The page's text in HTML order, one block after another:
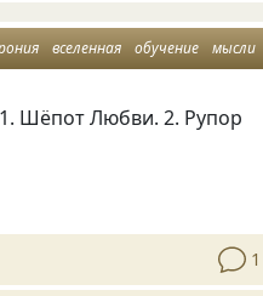
вселенная обучение мысли
Шёпот Любви. 2. Рупор
1